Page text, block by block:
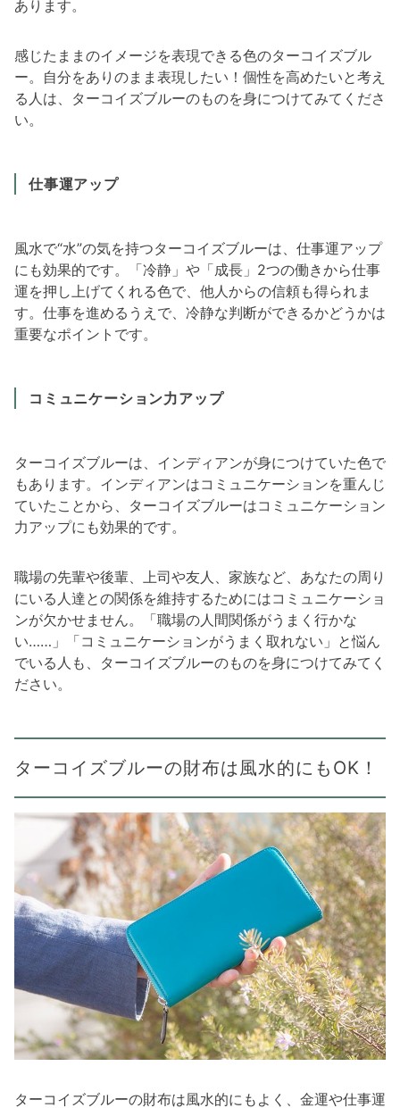
あります。
感じたままのイメージを表現できる色のターコイズブル
ー。自分をありのまま表現したい！個性を高めたいと考え
る人は、ターコイズブルーのものを身につけてみてくださ
い。
仕事運アップ
風水で“水”の気を持つターコイズブルーは、仕事運アップ
にも効果的です。「冷静」や「成長」2つの働きから仕事
運を押し上げてくれる色で、他人からの信頼も得られま
す。仕事を進めるうえで、冷静な判断ができるかどうかは
重要なポイントです。
コミュニケーション力アップ
ターコイズブルーは、インディアンが身につけていた色で
もあります。インディアンはコミュニケーションを重んじ
ていたことから、ターコイズブルーはコミュニケーション
力アップにも効果的です。
職場の先輩や後輩、上司や友人、家族など、あなたの周り
にいる人達との関係を維持するためにはコミュニケーショ
ンが欠かせません。「職場の人間関係がうまく行かな
い……」「コミュニケーションがうまく取れない」と悩ん
でいる人も、ターコイズブルーのものを身につけてみてく
ださい。
ターコイズブルーの財布は風水的にもOK！
ターコイズブルーの財布は風水的にもよく、金運や仕事運